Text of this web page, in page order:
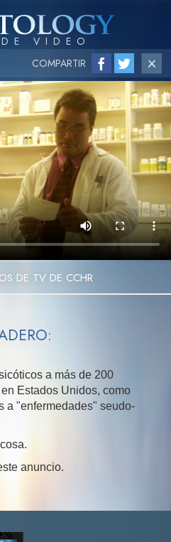
COMPARTIR
DE TV DE CCHR
a más de 200
Estados Unidos, como
a "enfermedades" seudo-
anuncio.